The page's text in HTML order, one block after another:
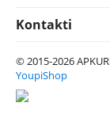
Kontakti
© 2015-2026
YoupiShop